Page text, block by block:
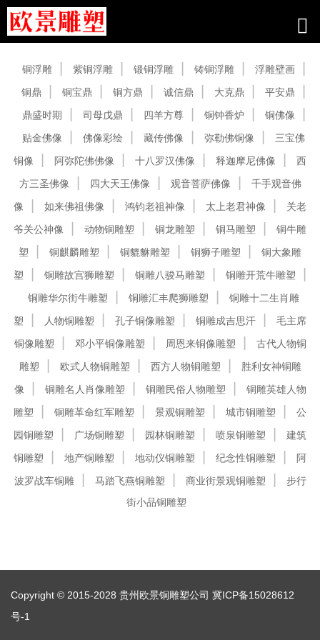
铜浮雕 紫铜浮雕 锻铜浮雕 铸铜浮雕
浮雕壁画
铜鼎
铜宝鼎 铜方鼎 诚信鼎 大克鼎
平安鼎
鼎盛时期
司母戊鼎 四羊方尊 铜钟香炉
铜佛像
贴金佛像
佛像彩绘 藏传佛像 弥勒佛铜像
三宝佛
铜像
阿弥陀佛佛像 十八罗汉佛像 释迦摩尼佛像
西
方三圣佛像
四大天王佛像 观音菩萨佛像
千手观音佛
像
如来佛祖佛像 鸿钧老祖神像 太上老君神像
关老
爷关公神像
动物铜雕塑 铜龙雕塑 铜马雕塑
铜牛雕
塑
铜麒麟雕塑 铜貔貅雕塑 铜狮子雕塑
铜大象雕
塑
铜雕故宫狮雕塑 铜雕八骏马雕塑
铜雕开荒牛雕塑
铜雕华尔街牛雕塑
铜雕汇丰爬狮雕塑
铜雕十二生肖雕
塑
人物铜雕塑 孔子铜像雕塑 铜雕成吉思汗
毛主席
铜像雕塑
邓小平铜像雕塑 周恩来铜像雕塑
古代人物铜
雕塑
欧式人物铜雕塑 西方人物铜雕塑
胜利女神铜雕
像
铜雕名人肖像雕塑 铜雕民俗人物雕塑
铜雕英雄人物
雕塑
铜雕革命红军雕塑 景观铜雕塑 城市铜雕塑
公
园铜雕塑
广场铜雕塑 园林铜雕塑 喷泉铜雕塑
建筑
铜雕塑
地产铜雕塑 地动仪铜雕塑 纪念性铜雕塑
阿
波罗战车铜雕
马踏飞燕铜雕塑 商业街景观铜雕塑
步行
街小品铜雕塑
Copyright © 2015-2028 贵州欧景铜雕塑公司 冀ICP备15028612
号-1